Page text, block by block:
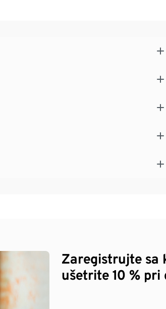
Zaregistrujte sa
ušetrite 10 % pri